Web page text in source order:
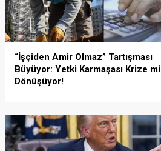
“İşçiden Amir Olmaz” Tartışması
Büyüyor: Yetki Karmaşası Krize mi
Dönüşüyor!